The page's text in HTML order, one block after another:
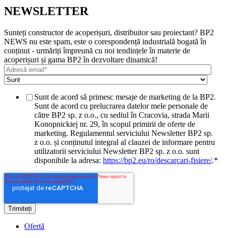
NEWSLETTER
Sunteți constructor de acoperișuri, distribuitor sau proiectant? BP2
NEWS nu este spam, este o corespondență industrială bogată în
conținut - urmăriți împreună cu noi tendințele în materie de
acoperișuri și gama BP2 în dezvoltare dinamică!
Sunt de acord să primesc mesaje de marketing de la BP2.
Sunt de acord cu prelucrarea datelor mele personale de
către BP2 sp. z o.o., cu sediul în Cracovia, strada Marii
Konopnickiej nr. 29, în scopul primirii de oferte de
marketing. Regulamentul serviciului Newsletter BP2 sp.
z o.o. și conținutul integral al clauzei de informare pentru
utilizatorii serviciului Newsletter BP2 sp. z o.o. sunt
disponibile la adresa: https://bp2.eu/ro/descarcari-fisiere/.*
Ofertă